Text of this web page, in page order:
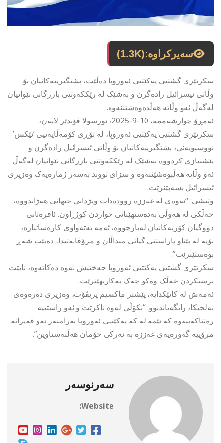
سەیرکراوە:(1.3K)
سکرتێری گشتیی یەکێتیی ئەوروپا دەڵێت، پشتگیرییەکانیان بۆ
وڵاتی ئیسرائیل رادەگرن و بەشێک لە رێککەوتنی بازرگانی نێوانیان
لەگەڵ ئەو وڵاتە هەڵدەوەشێننەوە.
ئەمڕۆ چوارشەممە، 10-9-2025، ئورسولا ڤۆندێر لایەن،
سکرتێری گشتیی یەکێتیی ئەوروپا، لە تۆڕی کۆمەڵایەتیی ‘ئێکس’
نووسیویەتی، پشتگیرییەکانیان بۆ وڵاتی ئیسرائیل رادەگرن و
پێشنیازی کردووە بەشێک لە رێککەوتنی بازرگانی نێوانیان لەگەڵ
ئەو وڵاتە هەڵبوەشێننەوە و سزای تووند بەسەر ژمارەیەک وەزیری
ئیسرائیل بسەپێنرێت.
وتیشی: “ئەوەی لە غەززە روودەدات ویژدانی جیهانی هەژاندووە،
خەڵکی لە هەوڵی بەدەستهێنانی خواردن کوژراون. ئافرەتانی
دووگیان کۆرپەکانیان لەبارچووە، ئەمە بەتەواوی کارەساتبارە،
بۆیە لە پێناو پاراستنی گیانی منداڵان و مرۆڤایەتیدا، دەبێت شەڕ
بوەستێنرێت”.
سکرتێری گشتیی یەکێتیی ئەوروپا جەختیش لەوە دەکاتەوە، نابێت
برسیکردن خەڵک وەکو چەک بەکاربهێنرێت.
ئەمەش لە کاتێکدایە، پێشتر ماکسیم پریڤۆت، وەزیری دەرەوەی
بەلجیکا، رایگەیاندبوو: “نکۆڵی لەوە ناکرێت و ئەو راستییە
رەتناکەینەوە کە ئێمە لە کە یەکێتیی ئەوروپا بەرامبەر ئەو قەیرانە
مرۆییە گەورەیەی غەززە بە ئەرکی خۆمان هەڵنەستاوین”.
سەرنوسەر
Website: